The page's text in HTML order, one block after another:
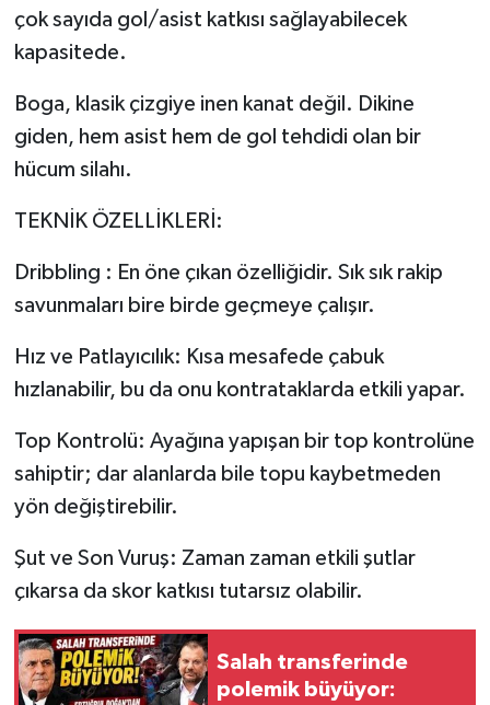
çok sayıda gol/asist katkısı sağlayabilecek
kapasitede.
Boga, klasik çizgiye inen kanat değil. Dikine
giden, hem asist hem de gol tehdidi olan bir
hücum silahı.
TEKNİK ÖZELLİKLERİ:
Dribbling : En öne çıkan özelliğidir. Sık sık rakip
savunmaları bire birde geçmeye çalışır.
Hız ve Patlayıcılık: Kısa mesafede çabuk
hızlanabilir, bu da onu kontrataklarda etkili yapar.
Top Kontrolü: Ayağına yapışan bir top kontrolüne
sahiptir; dar alanlarda bile topu kaybetmeden
yön değiştirebilir.
Şut ve Son Vuruş: Zaman zaman etkili şutlar
çıkarsa da skor katkısı tutarsız olabilir.
Salah transferinde
polemik büyüyor: